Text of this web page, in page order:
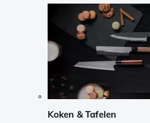
Koken & Tafelen